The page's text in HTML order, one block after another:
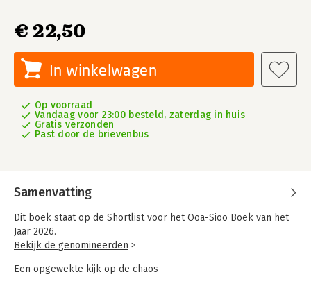
€ 22,50
In winkelwagen
Op voorraad
Vandaag voor 23:00 besteld, zaterdag in huis
Gratis verzonden
Past door de brievenbus
Samenvatting
Dit boek staat op de Shortlist voor het Ooa-Sioo Boek van het
Jaar 2026.
Bekijk de genomineerden >
Een opgewekte kijk op de chaos